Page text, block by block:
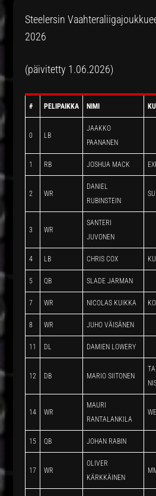
Steelersin
2026
(päivitetty 1.06.2026)
# PELIPAIKKA NIMI
0 LB
JAAKKO
PAANANEN
1 RB JOSHUA MACK
2 WR
DANIEL
RUBINSTEIN
3 WR
SANTERI
JUVONEN
4 LB CHRIS COX
5 QB SLADE JARMAN
7 WR NICOLAS KUIKKA
8 WR JUHO VÄISÄNEN
11 DL DAMIEN LOWERY
12 DB MARIO SIITONEN
14 WR
MAURI
RANTALANKILA
15 QB JOHAN RABIN
17 WR
OLIVER
KÄRKKÄINEN